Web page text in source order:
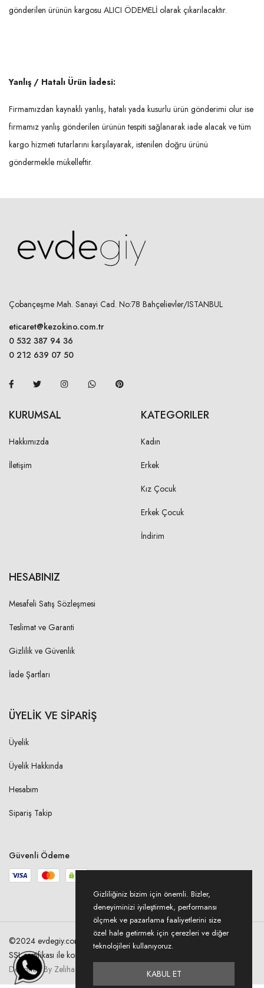
gönderilen ürünün kargosu ALICI ÖDEMELİ olarak çıkarılacaktır.
Yanlış / Hatalı Ürün İadesi:
Firmamızdan kaynaklı yanlış, hatalı yada kusurlu ürün gönderimi olur ise
firmamız yanlış gönderilen ürünün tespiti sağlanarak iade alacak ve tüm
kargo hizmeti tutarlarını karşılayarak, istenilen doğru ürünü
göndermekle mükelleftir.
Çobançeşme Mah. Sanayi Cad. No:78 Bahçelievler/ISTANBUL
eticaret@kezokino.com.tr
0 532 387 94 36
0 212 639 07 50
KURUMSAL
Hakkımızda
İletişim
KATEGORILER
Kadın
Erkek
Kız Çocuk
Erkek Çocuk
İndirim
HESABINIZ
Mesafeli Satış Sözleşmesi
Teslimat ve Garanti
Gizlilik ve Güvenlik
İade Şartları
ÜYELİK VE SİPARİŞ
Üyelik
Üyelik Hakkında
Hesabım
Sipariş Takip
Güvenli Ödeme
©2024 evdegiy.com Tüm hakları saklıdır. Kredi kartı bilgileriniz 256bit
SSL sertifikası ile korunmaktadır.
Designed By Zeliha Acer
Gizliliğiniz bizim için önemli. Bizler,
deneyiminizi iyileştirmek, performansı
ölçmek ve pazarlama faaliyetlerini size
özel hale getirmek için çerezleri ve diğer
teknolojileri kullanıyoruz.
KABUL ET